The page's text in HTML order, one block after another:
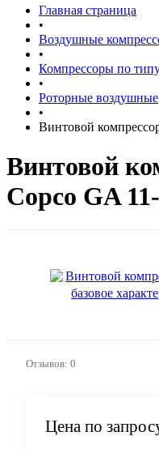
Главная страница
•
Воздушные
•
Компрессоры по
•
Роторные воздушные
•
Винтовой
Винтовой
Copco GA
Отзывов: 0
Цена по